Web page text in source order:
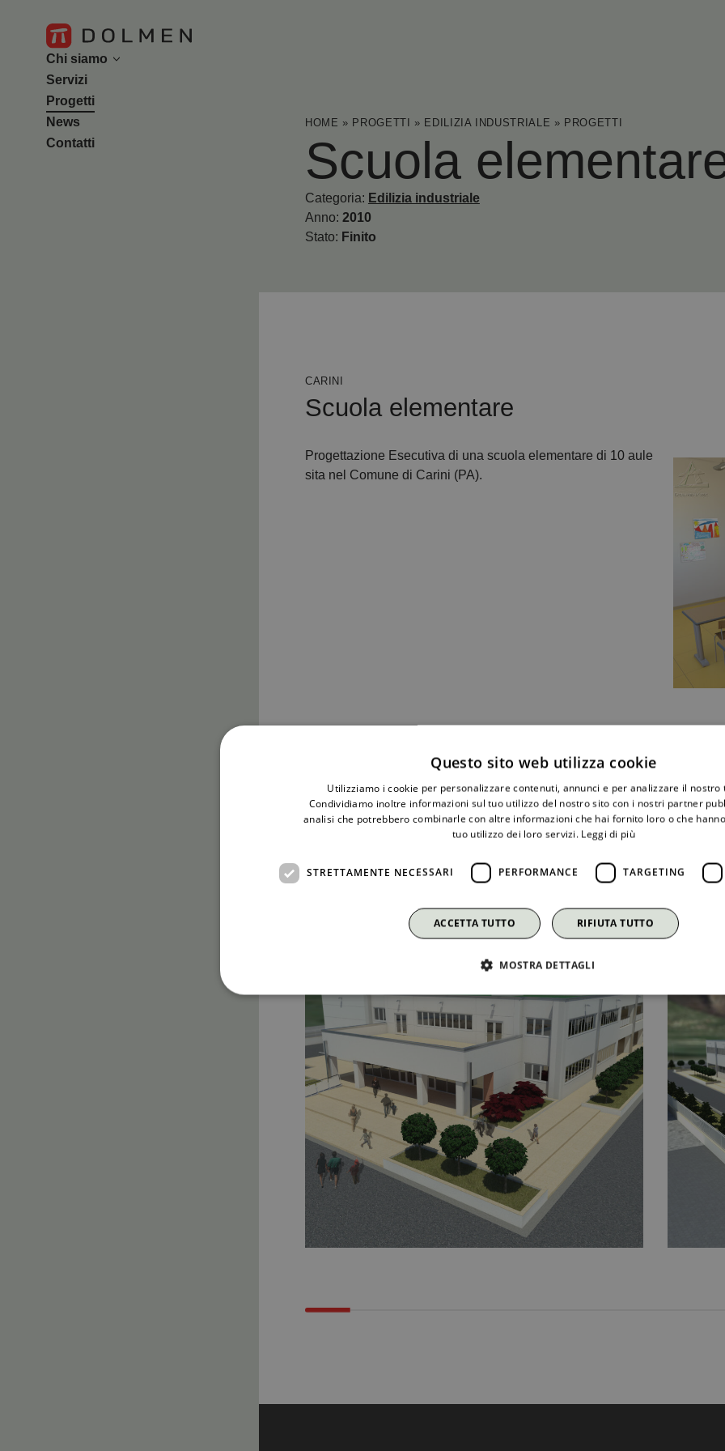
Chi siamo
L’azienda
Il team
Servizi
Progetti
News
Contatti
HOME » PROGETTI » EDILIZIA INDUSTRIALE » PROGETTI
Scuola
Categoria: Edilizia industriale
Anno: 2010
Stato: Finito
CARINI
Scuola elementare
Progettazione Esecutiva di una scuola elementare di 10 aule
sita nel Comune di Carini (PA).
Il progetto
Questo sito web utilizza cookie
Utilizziamo i cookie per personalizzare contenuti, annunci e per analizzare il nostro
Condividiamo inoltre informazioni sul tuo utilizzo del nostro sito con i nostri partner
analisi che potrebbero combinarle con altre informazioni che hai fornito loro o che
tuo utilizzo dei loro servizi. Leggi di più
STRETTAMENTE NECESSARI PERFORMANCE TARGETING
ACCETTA TUTTO RIFIUTA TUTTO
MOSTRA DETTAGLI